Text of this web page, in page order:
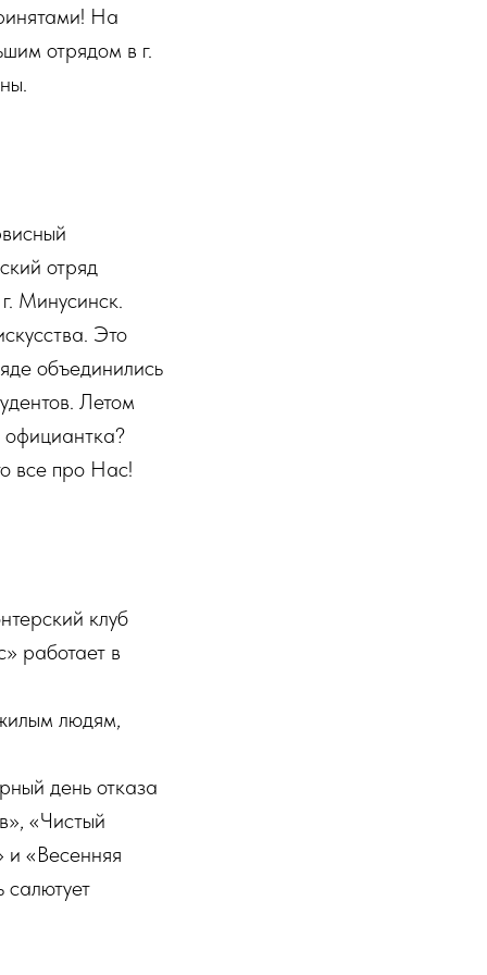
На
отрядом в г.
отряд
Минусинск.
Это
объединились
Летом
все про Нас!
клуб
работает в
людям,
день отказа
«Чистый
и «Весенняя